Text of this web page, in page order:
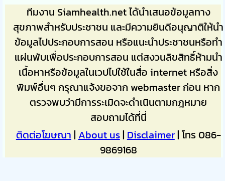
ทีมงาน Siamhealth.net ได้นำเสนอข้อมูลทาง
สุขภาพสำหรับประชาชน และมีความยินดีอนุญาติให้นำ
ข้อมูลไปประกอบการสอน หรือแนะนำประชาชนหรือทำ
แผ่นพับเพื่อประกอบการสอน แต่สงวนลิขสิทธิ์ห้ามนำ
เนื้อหาหรือข้อมูลในเวปไปใช้ในสื่อ internet หรือสิ่ง
พิมพ์อื่นๆ กรุณาแจ้งขอจาก webmaster ก่อน หาก
ตรวจพบว่ามีการระเมิดจะดำเนินตามกฎหมาย
สอบถามได้ที่นี่
ติดต่อโฆษณา | About us| Disclaimer| โทร 086-
9869168